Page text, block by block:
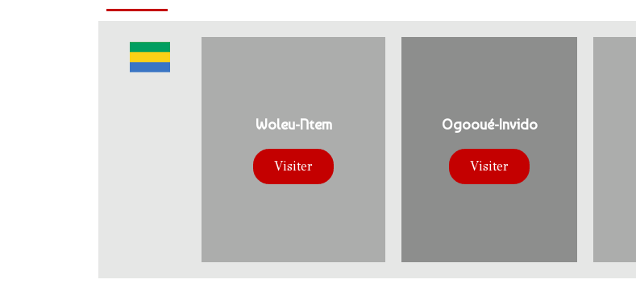
Woleu-Ntem
Visiter
Ogooué-Invido
Visiter